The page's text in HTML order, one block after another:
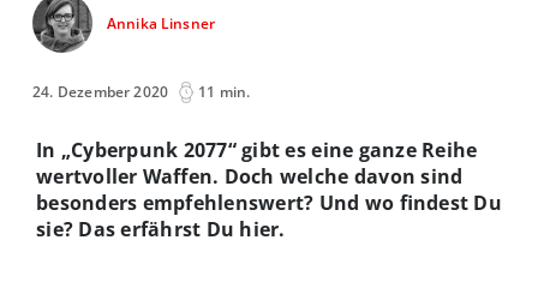
Annika Linsner
24. Dezember 2020 11 min.
In „Cyberpunk 2077“ gibt es eine ganze Reihe
wertvoller Waffen. Doch welche davon sind
besonders empfehlenswert? Und wo findest Du
sie? Das erfährst Du hier.